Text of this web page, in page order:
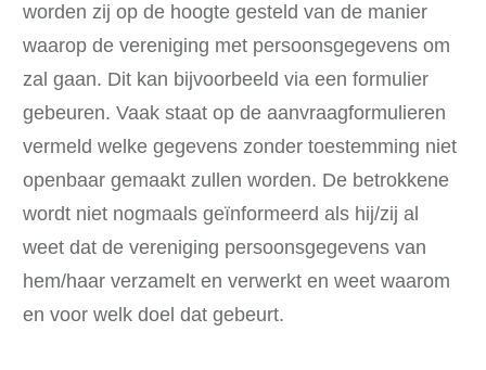
worden zij op de hoogte gesteld van de manier
waarop de vereniging met persoonsgegevens om
zal gaan. Dit kan bijvoorbeeld via een formulier
gebeuren. Vaak staat op de aanvraagformulieren
vermeld welke gegevens zonder toestemming niet
openbaar gemaakt zullen worden. De betrokkene
wordt niet nogmaals geïnformeerd als hij/zij al
weet dat de vereniging persoonsgegevens van
hem/haar verzamelt en verwerkt en weet waarom
en voor welk doel dat gebeurt.